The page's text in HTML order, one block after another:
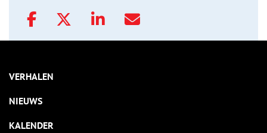
VERHALEN
NIEUWS
KALENDER